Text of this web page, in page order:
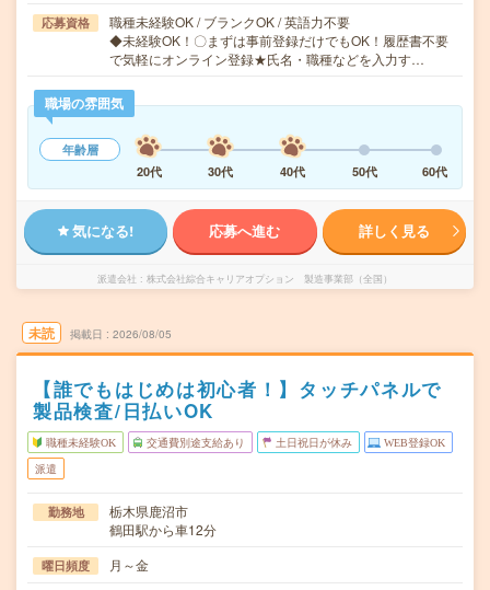
応募資格
職種未経験OK / ブランクOK / 英語力不要
◆未経験OK！〇まずは事前登録だけでもOK！履歴書不要
で気軽にオンライン登録★氏名・職種などを入力す…
職場の雰囲気
年齢層
20代
30代 40代 50代 60代
気になる! 応募へ進む 詳しく見る
派遣会社 株式会社綜合キャリアオプション 製造事業部（全国）
未読 掲載日 2026/08/05
【誰でもはじめは初心者！】タッチパネルで
製品検査/日払いOK
職種未経験OK 交通費別途支給あり 土日祝日が休み WEB登録OK
派遣
勤務地
栃木県鹿沼市
鶴田駅から車12分
曜日頻度 月～金